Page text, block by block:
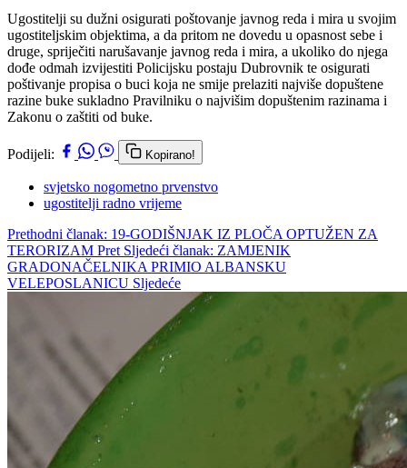
Ugostitelji su dužni osigurati poštovanje javnog reda i mira u svojim
ugostiteljskim objektima, a da pritom ne dovedu u opasnost sebe i
druge, spriječiti narušavanje javnog reda i mira, a ukoliko do njega
dođe odmah izvijestiti Policijsku postaju Dubrovnik te osigurati
poštivanje propisa o buci koja ne smije prelaziti najviše dopuštene
razine buke sukladno Pravilniku o najvišim dopuštenim razinama i
Zakonu o zaštiti od buke.
Podijeli: Kopirano!
svjetsko nogometno prvenstvo
ugostitelji radno vrijeme
Prethodni članak: 19-GODIŠNJAK IZ PLOČA OPTUŽEN ZA
TERORIZAM Pret Sljedeći članak: ZAMJENIK
GRADONAČELNIKA PRIMIO ALBANSKU
VELEPOSLANICU Sljedeće